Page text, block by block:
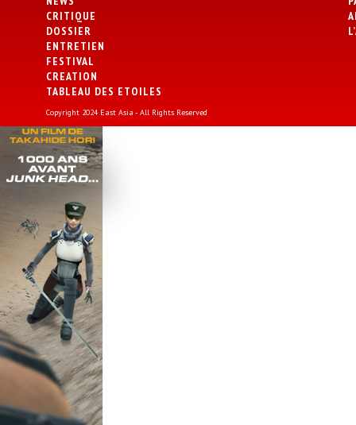
CRITIQUE
DOSSIER
ENTRETIEN
FESTIVAL
CREATION
TABLEAU DES ETOILES
Copyright 2024 East Asia - All Rights Reserved